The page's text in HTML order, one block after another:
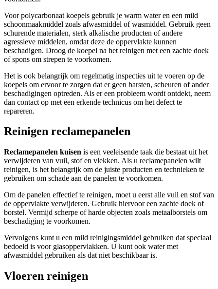
Voor polycarbonaat koepels gebruik je warm water en een mild
schoonmaakmiddel zoals afwasmiddel of wasmiddel. Gebruik geen
schurende materialen, sterk alkalische producten of andere
agressieve middelen, omdat deze de oppervlakte kunnen
beschadigen. Droog de koepel na het reinigen met een zachte doek
of spons om strepen te voorkomen.
Het is ook belangrijk om regelmatig inspecties uit te voeren op de
koepels om ervoor te zorgen dat er geen barsten, scheuren of ander
beschadigingen optreden. Als er een probleem wordt ontdekt, neem
dan contact op met een erkende technicus om het defect te
repareren.
Reinigen reclamepanelen
Reclamepanelen kuisen is een veeleisende taak die bestaat uit het
verwijderen van vuil, stof en vlekken. Als u reclamepanelen wilt
reinigen, is het belangrijk om de juiste producten en technieken te
gebruiken om schade aan de panelen te voorkomen.
Om de panelen effectief te reinigen, moet u eerst alle vuil en stof van
de oppervlakte verwijderen. Gebruik hiervoor een zachte doek of
borstel. Vermijd scherpe of harde objecten zoals metaalborstels om
beschadiging te voorkomen.
Vervolgens kunt u een mild reinigingsmiddel gebruiken dat speciaal
bedoeld is voor glasoppervlakken. U kunt ook water met
afwasmiddel gebruiken als dat niet beschikbaar is.
Vloeren reinigen